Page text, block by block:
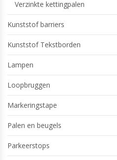
Verzinkte kettingpalen
Kunststof barriers
Kunststof Tekstborden
Lampen
Loopbruggen
Markeringstape
Palen en beugels
Parkeerstops